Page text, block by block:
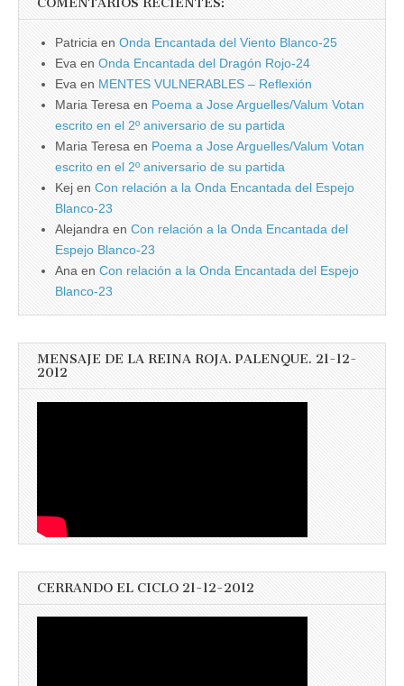
COMENTARIOS RECIENTES:
Patricia en Onda Encantada del Viento Blanco-25
Eva en Onda Encantada del Dragón Rojo-24
Eva en MENTES VULNERABLES – Reflexión
Maria Teresa en Poema a Jose Arguelles/Valum Votan
escrito en el 2º aniversario de su partida
Maria Teresa en Poema a Jose Arguelles/Valum Votan
escrito en el 2º aniversario de su partida
Kej en Con relación a la Onda Encantada del Espejo
Blanco-23
Alejandra en Con relación a la Onda Encantada del
Espejo Blanco-23
Ana en Con relación a la Onda Encantada del Espejo
Blanco-23
MENSAJE DE LA REINA ROJA. PALENQUE. 21-12-
2012
CERRANDO EL CICLO 21-12-2012